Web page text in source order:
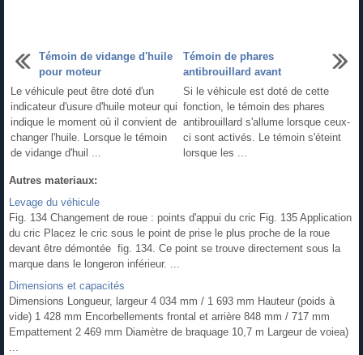
Témoin de vidange d'huile
pour moteur
Le véhicule peut être doté d'un
indicateur d'usure d'huile moteur qui
indique le moment où il convient de
changer l'huile. Lorsque le témoin
de vidange d'huil ...
Témoin de phares
antibrouillard avant
Si le véhicule est doté de cette
fonction, le témoin des phares
antibrouillard s'allume lorsque ceux-
ci sont activés. Le témoin s'éteint
lorsque les ...
Autres materiaux:
Levage du véhicule
Fig. 134 Changement de roue : points d'appui du cric Fig. 135 Application
du cric Placez le cric sous le point de prise le plus proche de la roue
devant être démontée fig. 134. Ce point se trouve directement sous la
marque dans le longeron inférieur. ...
Dimensions et capacités
Dimensions Longueur, largeur 4 034 mm / 1 693 mm Hauteur (poids à
vide) 1 428 mm Encorbellements frontal et arrière 848 mm / 717 mm
Empattement 2 469 mm Diamètre de braquage 10,7 m Largeur de voiea)
...